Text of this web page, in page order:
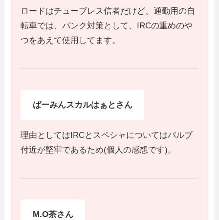
ロードはチューブレス信者だけど、通勤用の自
転車では、パンク対策として、IRCの重めのや
つをあえて使用してます。
ばーみんスカルはぁとさん
理由としてはIRCとスペシャについてはバルブ
付近が堅牢であるため(個人の感想です)。
M.O茶さん